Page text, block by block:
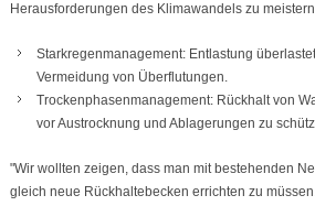
Herausforderungen des Klimawandels zu
Starkregenmanagement: Entlastung
Vermeidung von Überflutungen.
Trockenphasenmanagement: Rückhalt von
vor Austrocknung und Ablagerungen zu
"Wir wollten zeigen, dass man mit bestehenden
gleich neue Rückhaltebecken errichten zu